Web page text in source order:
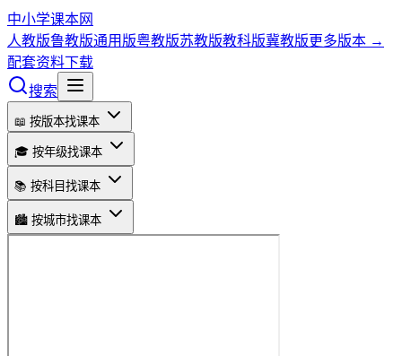
中小学课本网
人教版鲁教版通用版粤教版苏教版教科版冀教版更多版本 →
配套资料下载
搜索
📖 按版本找课本
🎓 按年级找课本
📚 按科目找课本
🏙️ 按城市找课本